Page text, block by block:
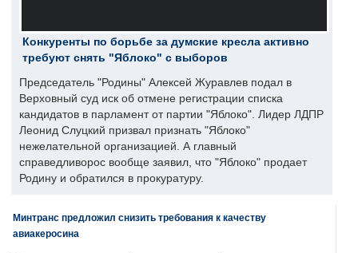
Конкуренты по борьбе за думские кресла активно
требуют снять "Яблоко" с выборов
Председатель "Родины" Алексей Журавлев подал в
Верховный суд иск об отмене регистрации списка
кандидатов в парламент от партии "Яблоко". Лидер ЛДПР
Леонид Слуцкий призвал признать "Яблоко"
нежелательной организацией. А главный
справедливорос вообще заявил, что "Яблоко" продает
Родину и обратился в прокуратуру.
Минтранс предложил снизить требования к качеству
авиакеросина